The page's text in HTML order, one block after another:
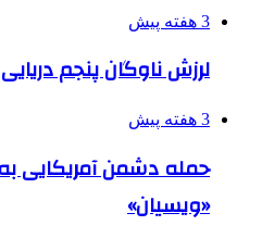
3 هفته پیش
لرزش ناوگان پنجم دریایی
3 هفته پیش
حمله دشمن آمریکایی
«ویسیان»